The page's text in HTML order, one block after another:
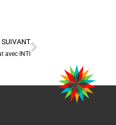
SUIVANT
avec INTI